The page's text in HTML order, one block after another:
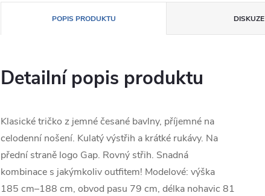
POPIS PRODUKTU DISKUZE
Detailní popis produktu
Klasické tričko z jemné česané bavlny, příjemné na
celodenní nošení. Kulatý výstřih a krátké rukávy. Na
přední straně logo Gap. Rovný střih. Snadná
kombinace s jakýmkoliv outfitem! Modelové: výška
185 cm–188 cm, obvod pasu 79 cm, délka nohavic 81